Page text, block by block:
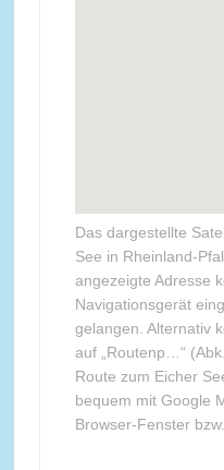
Das dargestellte
See in Rheinland-
angezeigte Adresse
Navigationsgerät
gelangen. Alternativ
auf „Routenp…“
Route zum Eicher
bequem mit Google
Browser-Fenster